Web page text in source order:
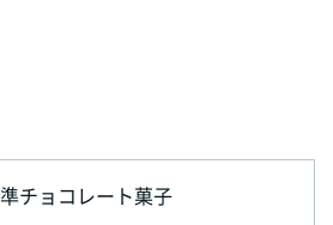
準チョコレート菓子